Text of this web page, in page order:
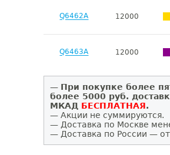
Q6462A 12000
Q6463A 12000
— При покупке более
более 5000 руб.
МКАД БЕСПЛАТНАЯ.
— Акции не суммируются.
— Доставка по Москве
— Доставка по России —